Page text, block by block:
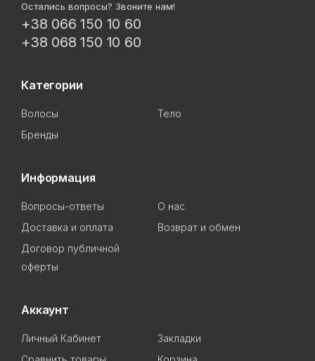
Остались вопросы? Звоните нам!
+38 066 150 10 60
+38 068 150 10 60
Категории
Волосы
Тело
Бренды
Информация
Вопросы-ответы
О нас
Доставка и оплата
Возврат и обмен
Договор публичной
оферты
Аккаунт
Личный Кабинет
Закладки